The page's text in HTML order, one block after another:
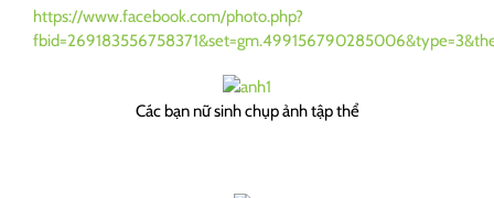
https://www.facebook.com/photo.php?
Các bạn nữ sinh chụp ảnh tập thể